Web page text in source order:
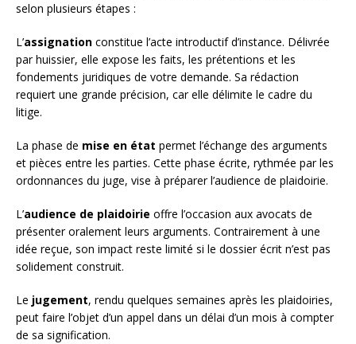
selon plusieurs étapes :
L’assignation constitue l’acte introductif d’instance. Délivrée
par huissier, elle expose les faits, les prétentions et les
fondements juridiques de votre demande. Sa rédaction
requiert une grande précision, car elle délimite le cadre du
litige.
La phase de mise en état permet l’échange des arguments
et pièces entre les parties. Cette phase écrite, rythmée par les
ordonnances du juge, vise à préparer l’audience de plaidoirie.
L’audience de plaidoirie offre l’occasion aux avocats de
présenter oralement leurs arguments. Contrairement à une
idée reçue, son impact reste limité si le dossier écrit n’est pas
solidement construit.
Le jugement, rendu quelques semaines après les plaidoiries,
peut faire l’objet d’un appel dans un délai d’un mois à compter
de sa signification.